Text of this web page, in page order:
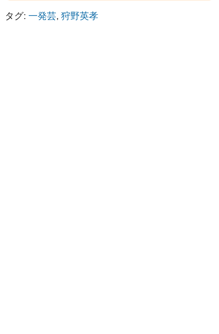
タグ: 一発芸, 狩野英孝